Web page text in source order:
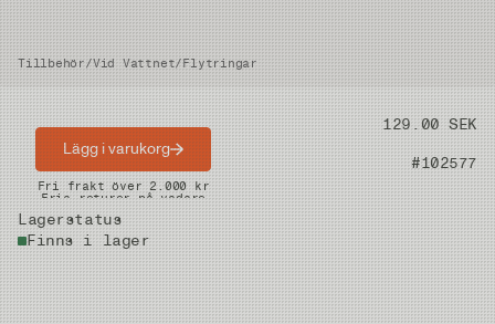
Tillbehör/Vid Vattnet/Flytringar
Pris 129.00 SEK
Artikelnummer #102577
Lagerstatus
Finns i lager
Lägg i varukorg
Snabba leveranser
Fri frakt över 2.000 kr
Fria returer på vadare